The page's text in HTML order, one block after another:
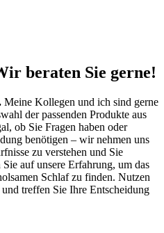
beraten Sie gerne!
Meine Kollegen und ich sind gerne
der passenden Produkte aus
ob Sie Fragen haben oder
benötigen – wir nehmen uns
zu verstehen und Sie
auf unsere Erfahrung, um das
Schlaf zu finden. Nutzen
treffen Sie Ihre Entscheidung